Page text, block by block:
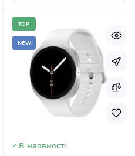
TOP
NEW
В наявності